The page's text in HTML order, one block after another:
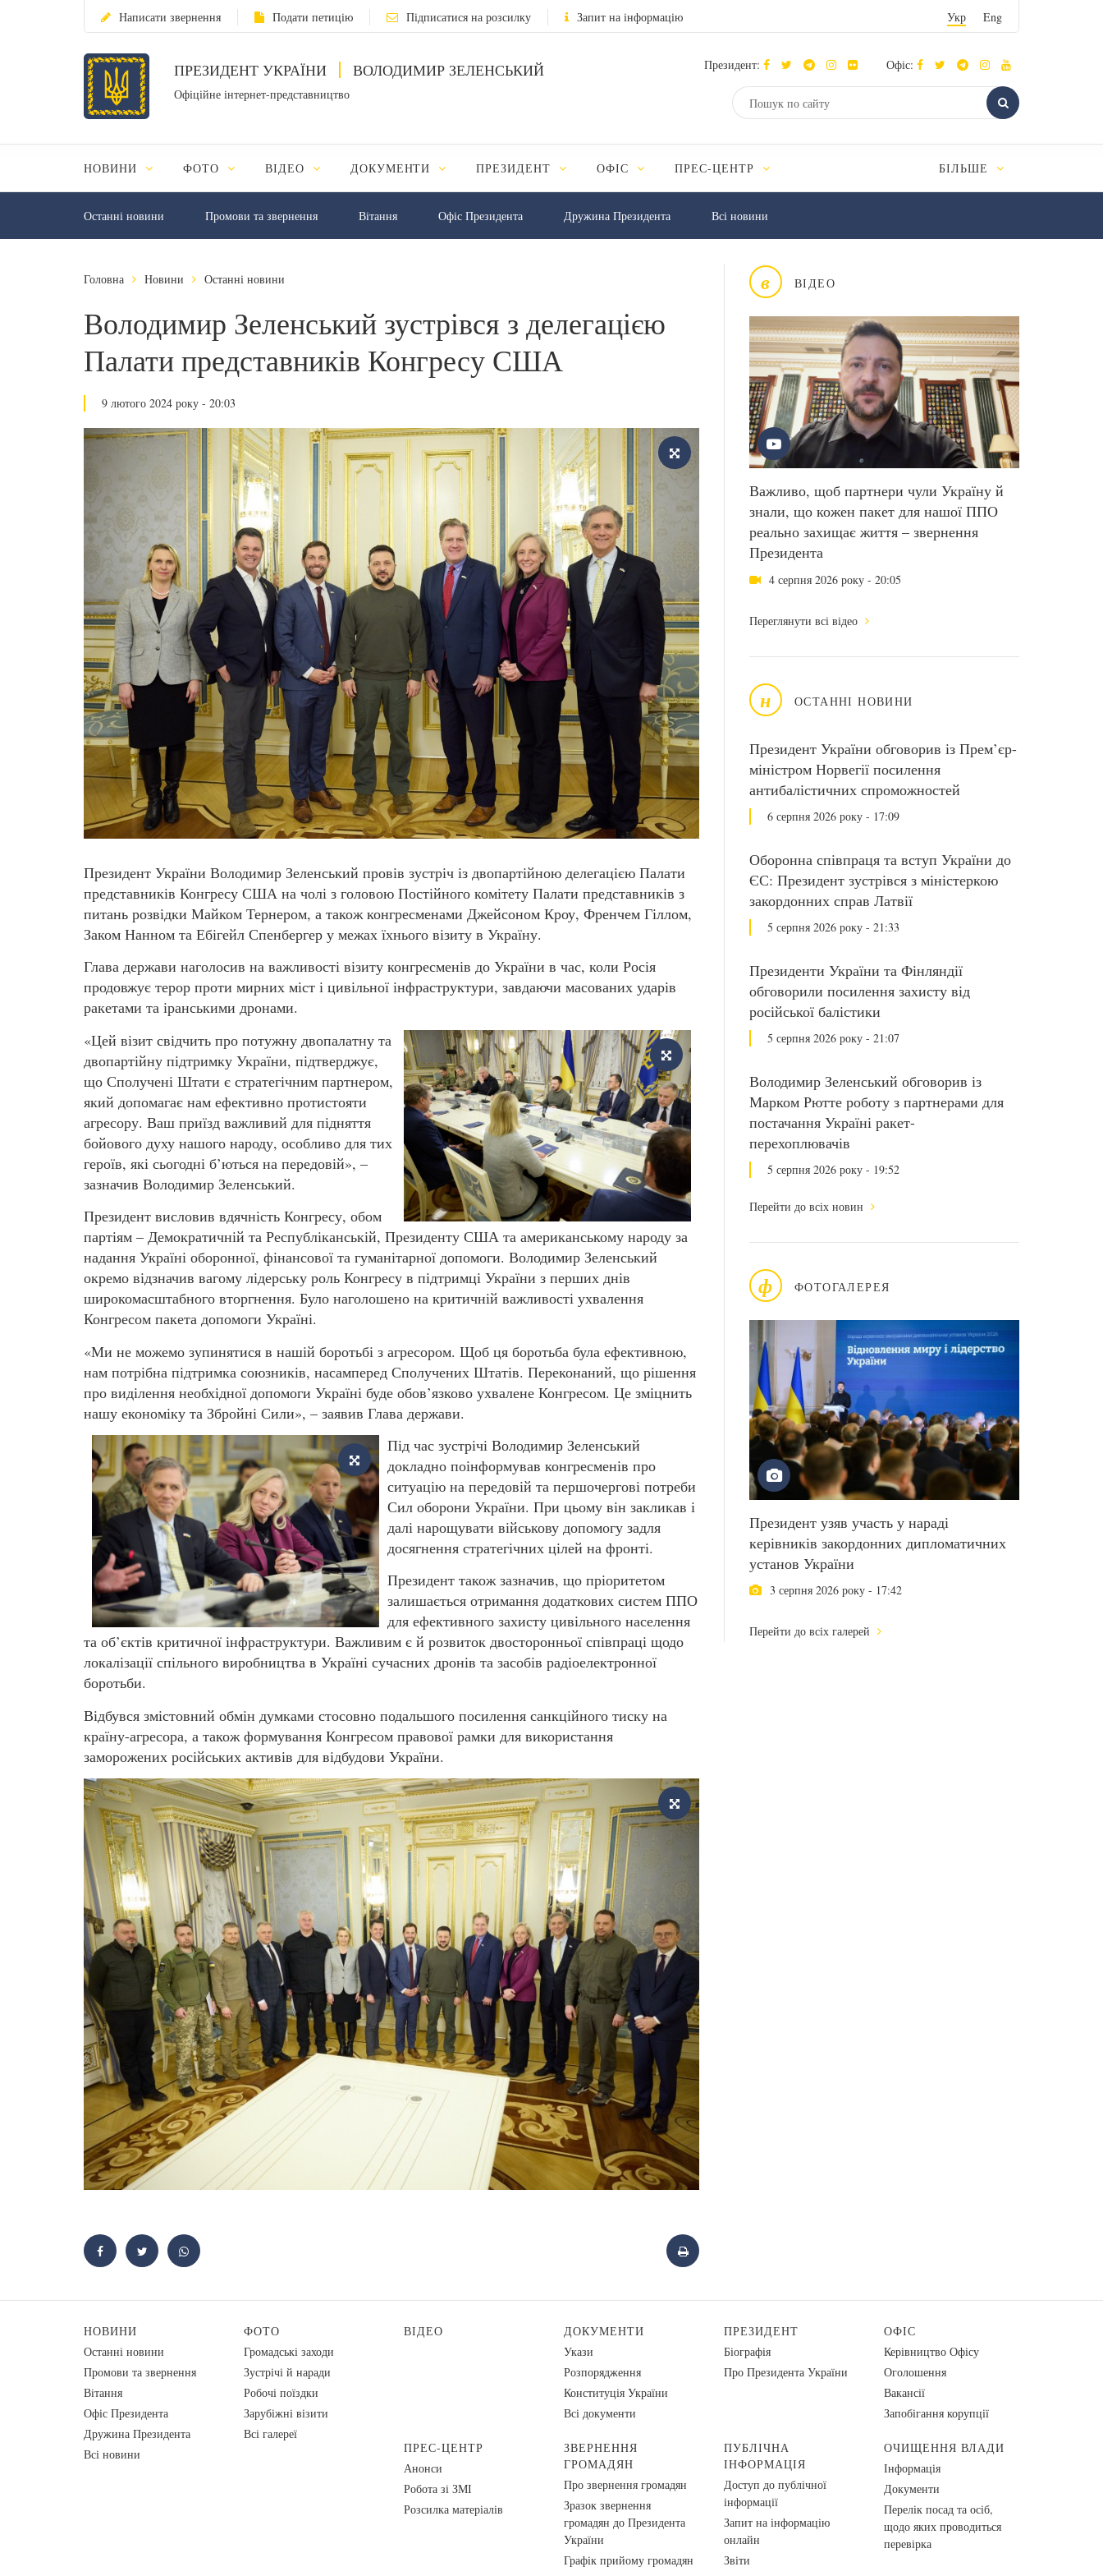
Написати звернення Подати петицію Підписатися на розсилку Запит на інформацію Укр Eng
ПРЕЗИДЕНТ УКРАЇНИ ВОЛОДИМИР ЗЕЛЕНСЬКИЙ
Офіційне інтернет-представництво
Президент: Офіс:
НОВИНИ ФОТО ВІДЕО ДОКУМЕНТИ ПРЕЗИДЕНТ ОФІС ПРЕС-ЦЕНТР БІЛЬШЕ
Останні новини Промови та звернення Вiтання Офіс Президента Дружина Президента Всі новини
в ВІДЕО
Важливо, щоб партнери чули Україну й
знали, що кожен пакет для нашої ППО
реально захищає життя – звернення
Президента
4 серпня 2026 року - 20:05
Переглянути всі відео
н ОСТАННІ НОВИНИ
Президент України обговорив із Прем’єр-
міністром Норвегії посилення
антибалістичних спроможностей
6 серпня 2026 року - 17:09
Оборонна співпраця та вступ України до
ЄС: Президент зустрівся з міністеркою
закордонних справ Латвії
5 серпня 2026 року - 21:33
Президенти України та Фінляндії
обговорили посилення захисту від
російської балістики
5 серпня 2026 року - 21:07
Володимир Зеленський обговорив із
Марком Рютте роботу з партнерами для
постачання Україні ракет-
перехоплювачів
5 серпня 2026 року - 19:52
Перейти до всіх новин
ф ФОТОГАЛЕРЕЯ
Президент узяв участь у нараді
керівників закордонних дипломатичних
установ України
3 серпня 2026 року - 17:42
Перейти до всіх галерей
Головна Новини Останні новини
Володимир Зеленський зустрівся з делегацією
Палати представників Конгресу США
9 лютого 2024 року - 20:03
Президент України Володимир Зеленський провів зустріч із двопартійною делегацією Палати
представників Конгресу США на чолі з головою Постійного комітету Палати представників з
питань розвідки Майком Тернером, а також конгресменами Джейсоном Кроу, Френчем Гіллом,
Заком Нанном та Ебігейл Спенбергер у межах їхнього візиту в Україну.
Глава держави наголосив на важливості візиту конгресменів до України в час, коли Росія
продовжує терор проти мирних міст і цивільної інфраструктури, завдаючи масованих ударів
ракетами та іранськими дронами.
«Цей візит свідчить про потужну двопалатну та
двопартійну підтримку України, підтверджує,
що Сполучені Штати є стратегічним партнером,
який допомагає нам ефективно протистояти
агресору. Ваш приїзд важливий для підняття
бойового духу нашого народу, особливо для тих
героїв, які сьогодні б’ються на передовій», –
зазначив Володимир Зеленський.
Президент висловив вдячність Конгресу, обом
партіям – Демократичній та Республіканській, Президенту США та американському народу за
надання Україні оборонної, фінансової та гуманітарної допомоги. Володимир Зеленський
окремо відзначив вагому лідерську роль Конгресу в підтримці України з перших днів
широкомасштабного вторгнення. Було наголошено на критичній важливості ухвалення
Конгресом пакета допомоги Україні.
«Ми не можемо зупинятися в нашій боротьбі з агресором. Щоб ця боротьба була ефективною,
нам потрібна підтримка союзників, насамперед Сполучених Штатів. Переконаний, що рішення
про виділення необхідної допомоги Україні буде обов’язково ухвалене Конгресом. Це зміцнить
нашу економіку та Збройні Сили», – заявив Глава держави.
Під час зустрічі Володимир Зеленський
докладно поінформував конгресменів про
ситуацію на передовій та першочергові потреби
Сил оборони України. При цьому він закликав і
далі нарощувати військову допомогу задля
досягнення стратегічних цілей на фронті.
Президент також зазначив, що пріоритетом
залишається отримання додаткових систем ППО
для ефективного захисту цивільного населення
та об’єктів критичної інфраструктури. Важливим є й розвиток двосторонньої співпраці щодо
локалізації спільного виробництва в Україні сучасних дронів та засобів радіоелектронної
боротьби.
Відбувся змістовний обмін думками стосовно подальшого посилення санкційного тиску на
країну-агресора, а також формування Конгресом правової рамки для використання
заморожених російських активів для відбудови України.
НОВИНИ
Останні новини
Промови та звернення
Вiтання
Офіс Президента
Дружина Президента
Всі новини
ФОТО
Громадські заходи
Зустрічі й наради
Робочі поїздки
Зарубіжні візити
Всі галереї
ВІДЕО
ДОКУМЕНТИ
Укази
Розпорядження
Конституція України
Всі документи
ПРЕЗИДЕНТ
Біографія
Про Президента України
ОФІС
Керівництво Офісу
Оголошення
Вакансії
Запобігання корупції
ПРЕС-ЦЕНТР
Анонси
Робота зі ЗМІ
Розсилка матеріалів
ЗВЕРНЕННЯ
ГРОМАДЯН
Про звернення громадян
Зразок звернення
громадян до Президента
України
Графік прийому громадян
ПУБЛІЧНА
ІНФОРМАЦІЯ
Доступ до публічної
інформації
Запит на інформацію
онлайн
Звіти
ОЧИЩЕННЯ ВЛАДИ
Інформація
Документи
Перелік посад та осіб,
щодо яких проводиться
перевірка